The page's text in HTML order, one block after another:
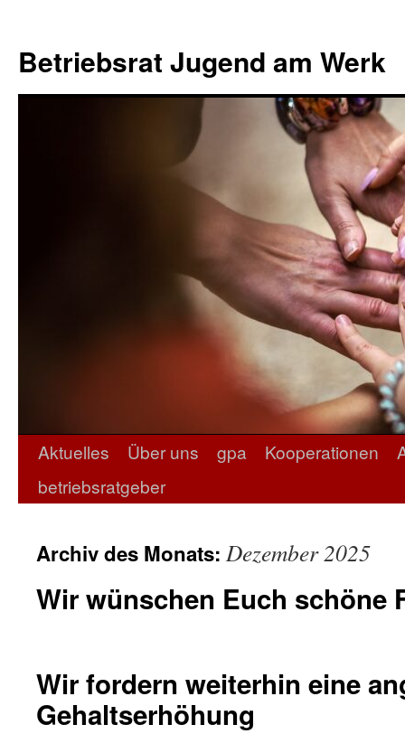
springen
springenspringen
Betriebsrat Jugend am Werk
Aktuelles Über uns gpa Kooperationen
betriebsratgeber
Archiv des Monats: Dezember 2025
Wir wünschen Euch schöne
Wir fordern weiterhin eine
Gehaltserhöhung